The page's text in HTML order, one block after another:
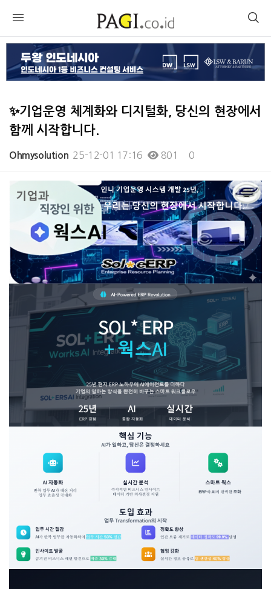
✨기업운영 체계화와 디지털화, 당신의 현장에서
함께 시작합니다.
Ohmysolution 25-12-01 17:16 801 0